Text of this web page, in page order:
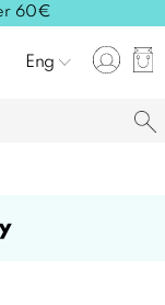
60€
Eng